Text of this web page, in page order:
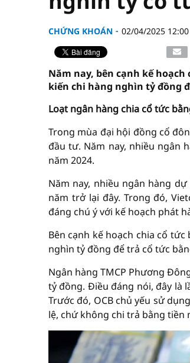
CHỨNG KHOÁN 02/04/2025 12:00
Năm nay, bên cạnh kế
kiến chi hàng nghìn tỷ đồng
Loạt ngân hàng chia cổ tức
Trong mùa đại hội đồng cổ
đầu tư. Năm nay, nhiều ngân
năm 2024.
Năm nay, nhiều ngân hàng
năm trở lại đây. Trong đó,
đáng chú ý với kế hoạch phát
Bên cạnh kế hoạch chia cổ
nghìn tỷ đồng để trả cổ tức
Ngân hàng TMCP Phương
tỷ đồng. Điều đáng nói, đây là
Trước đó, OCB chủ yếu sử
lệ, chứ không chi trả bằng tiền